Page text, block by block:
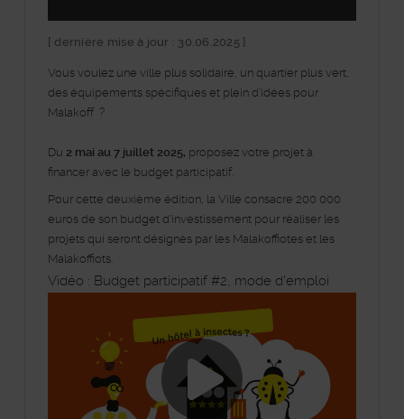
[ dernière mise à jour : 30.06.2025 ]
Vous voulez une ville plus solidaire, un quartier plus vert,
des équipements spécifiques et plein d'idées pour
Malakoff ?
Du 2 mai au 7 juillet 2025, proposez votre projet à
financer avec le budget participatif.
Pour cette deuxième édition, la Ville consacre 200 000
euros de son budget d'investissement pour réaliser les
projets qui seront désignés par les Malakoffiotes et les
Malakoffiots.
Vidéo : Budget participatif #2, mode d'emploi
Lancer la